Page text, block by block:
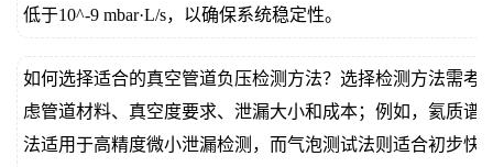
低于10^-9 mbar·L/s，以确保系统稳定性。
如何选择适合的真空管道负压检测方法？选择检测方法需考
虑管道材料、真空度要求、泄漏大小和成本；例如，氦质谱
法适用于高精度微小泄漏检测，而气泡测试法则适合初步快